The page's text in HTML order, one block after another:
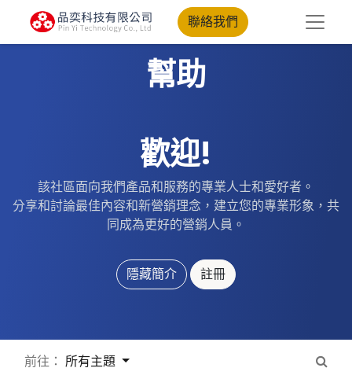
聯絡我們
幫助
歡迎!
該社區面向我們產品和服務的專業人士和愛好者。
分享和討論最佳內容和新營銷理念，建立您的專業形象，共
同成為更好的營銷人員。
隱藏簡介 註冊
前往： 所有主題